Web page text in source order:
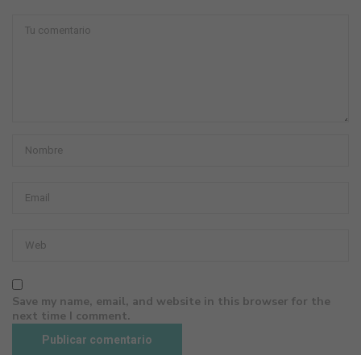
Save my name, email, and website in this browser for the
next time I comment.